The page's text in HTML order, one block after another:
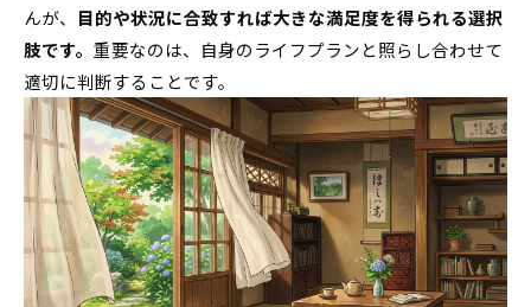
んが、 目的や状況に合致すれば大きな満足度を得られる選択
肢です。 重要なのは、自身のライフプランと照らし合わせて
適切に判断することです。